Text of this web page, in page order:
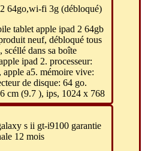
64go,wi-fi 3g (débloqué)
tablet apple ipad 2 64gb
neuf, débloqué tous
scéllé dans sa boîte
ipad 2. processeur:
apple a5. mémoire vive:
de disque: 64 go.
cm (9.7 ), ips, 1024 x 768
s ii gt-i9100 garantie
12 mois